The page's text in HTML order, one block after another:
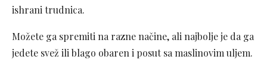
ishrani trudnica.
Možete ga spremiti na razne načine, ali najbolje je da ga
jedete svež ili blago obaren i posut sa maslinovim uljem.